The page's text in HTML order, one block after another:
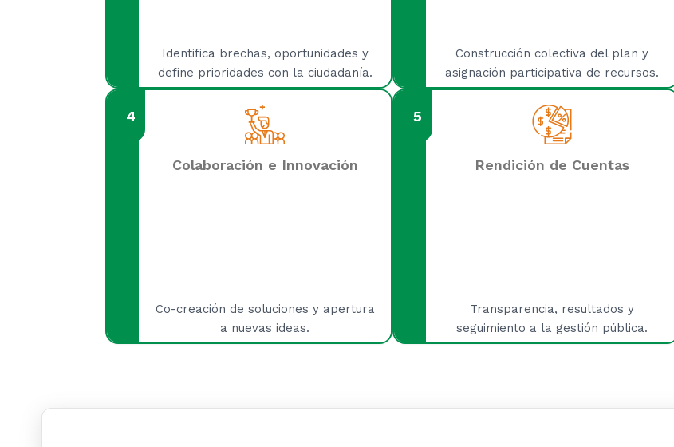
Identifica brechas, oportunidades y
define prioridades con la ciudadanía.
Construcción colectiva del plan y
asignación participativa de recursos.
4
Colaboración e Innovación
Co-creación de soluciones y apertura
a nuevas ideas.
5
Rendición de Cuentas
Transparencia, resultados y
seguimiento a la gestión pública.